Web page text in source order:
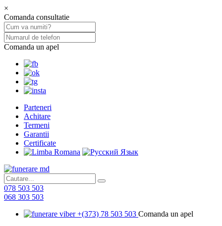
×
Comanda consultatie
Comanda un apel
Parteneri
Achitare
Termeni
Garantii
Certificate
078 503 503
068 303 503
+(373) 78 503 503 Comanda un apel